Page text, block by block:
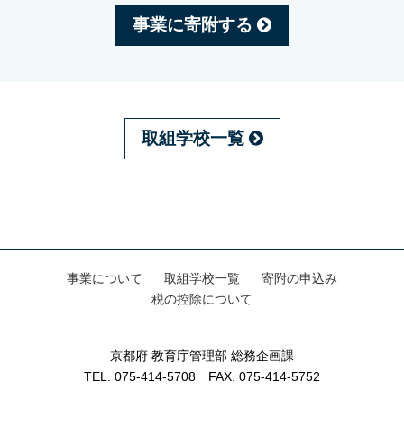
事業に寄附する
取組学校一覧
事業について 取組学校一覧
寄附の申込み
税の控除について
京都府 教育庁管理部 総務企画課
TEL. 075-414-5708 FAX. 075-414-5752